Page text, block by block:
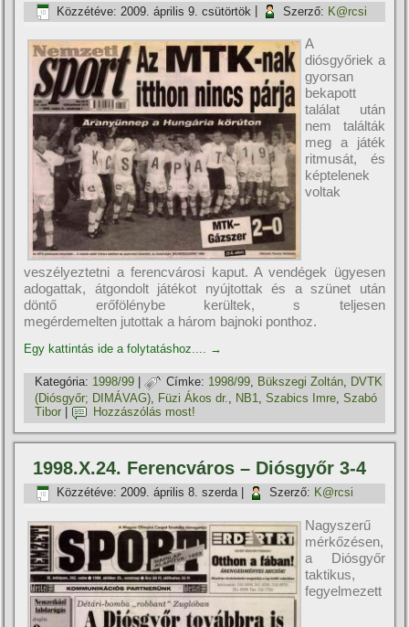
Közzétéve: 2009. április 9. csütörtök Szerző: K@rcsi
A
diósgyőriek a
gyorsan
bekapott
találat után
nem találták
meg a játék
ritmusát, és
képtelenek
voltak
veszélyeztetni a ferencvárosi kaput. A vendégek ügyesen
adogattak, átgondolt játékot nyújtottak és a szünet után
döntő erőfölénybe kerültek, s teljesen
megérdemelten jutottak a három bajnoki ponthoz.
Egy kattintás ide a folytatáshoz.... →
Kategória: 1998/99 | Címke: 1998/99, Bükszegi Zoltán, DVTK
(Diósgyőr; DIMÁVAG)
Füzi Ákos dr. NB1 ,Szabics Imre ,Szabó
Tibor
Hozzászólás most!
1998.X.24. Ferencváros – Diósgyőr 3-4
Közzétéve: 2009. április 8. szerda| Szerző: K@rcsi
Nagyszerű
mérkőzésen,
a Diósgyőr
taktikus,
fegyelmezett